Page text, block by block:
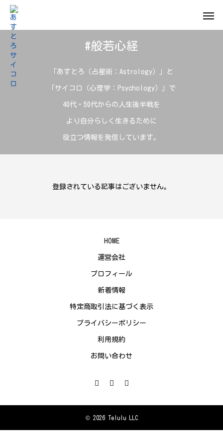
#般若心経
「あすとろ（占星術：Astrology）」と
「サイコロ（心理学：Psychology）」で
40代・50代からの人生後半戦を
より自分らしく生きるために
役立つ情報を発信しています。
登録されている記事はございません。
HOME
運営会社
プロフィール
新着情報
特定商取引法に基づく表示
プライバシーポリシー
利用規約
お問い合わせ
© 2026 Telulu LLC